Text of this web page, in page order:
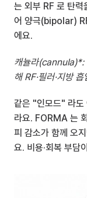
는 외부 RF 로 탄
어 양극(bipolar)
에요.
캐뉼라(cannula)*:
해 RF·필러·지방
같은 "인모드" 라도
라요. FORMA 는
피 감소가 함께 오
요. 비용·회복 부담